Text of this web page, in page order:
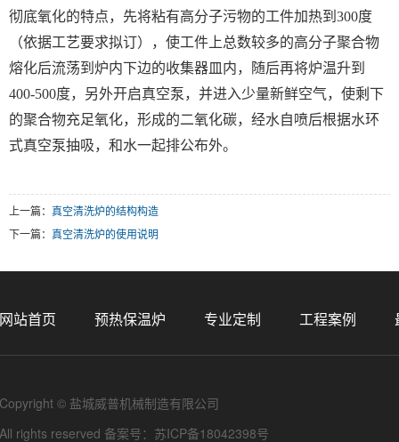
彻底氧化的特点，先将粘有高分子污物的工件加热到300度
（依据工艺要求拟订），使工件上总数较多的高分子聚合物
熔化后流荡到炉内下边的收集器皿内，随后再将炉温升到
400-500度，另外开启真空泵，并进入少量新鲜空气，使剩下
的聚合物充足氧化，形成的二氧化碳，经水自喷后根据水环
式真空泵抽吸，和水一起排公布外。
上一篇： 真空清洗炉的结构构造
下一篇： 真空清洗炉的使用说明
网站首页 预热保温炉 专业定制 工程案例
Copyright © 盐城威普机械制造有限公司
All rights reserved 备案号： 苏ICP备18042398号